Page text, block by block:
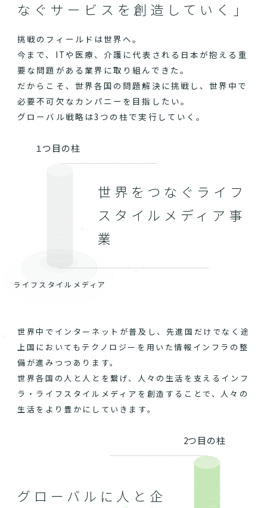
なぐサービスを創造していく」
挑戦のフィールドは世界へ。
今まで、ITや医療、介護に代表される日本が抱える重
要な問題がある業界に取り組んできた。
だからこそ、世界各国の問題解決に挑戦し、世界中で
必要不可欠なカンパニーを目指したい。
グローバル戦略は3つの柱で実行していく。
１つ目の柱
ライフスタイルメディア
世界をつなぐライフ
スタイルメディア事
業
世界中でインターネットが普及し、先進国だけでなく途
上国においてもテクノロジーを用いた情報インフラの整
備が進みつつあります。
世界各国の人と人とを繋げ、人々の生活を支えるインフ
ラ・ライフスタイルメディアを創造することで、人々の
生活をより豊かにしていきます。
グローバルに人と企
2つ目の柱